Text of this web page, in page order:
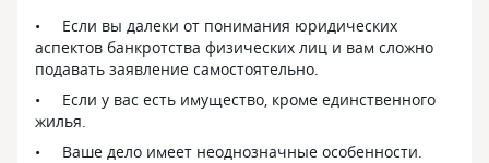
Если вы далеки от понимания юридических
аспектов банкротства физических лиц и вам сложно
подавать заявление самостоятельно.
Если у вас есть имущество, кроме единственного
жилья.
Ваше дело имеет неоднозначные особенности.